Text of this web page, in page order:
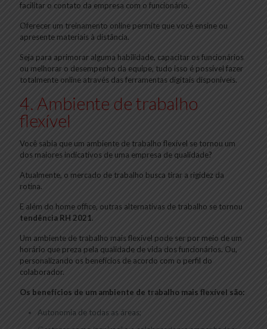
facilitar o contato da empresa com o funcionário.
Oferecer um treinamento online permite que você ensine ou
apresente materiais à distância.
Seja para aprimorar alguma habilidade, capacitar os funcionários
ou melhorar o desempenho da equipe, tudo isso é possível fazer
totalmente online através das ferramentas digitais disponíveis.
4. Ambiente de trabalho
flexível
Você sabia que um ambiente de trabalho flexível se tornou um
dos maiores indicativos de uma empresa de qualidade?
Atualmente, o mercado de trabalho busca tirar a rigidez da
rotina.
E além do home office, outras alternativas de trabalho se tornou
tendência RH 2021.
Um ambiente de trabalho mais flexível pode ser por meio de um
horário que preza pela qualidade de vida dos funcionários. Ou,
personalizando os benefícios de acordo com o perfil do
colaborador.
Os benefícios de um ambiente de trabalho mais flexível são:
Autonomia de todas as áreas;